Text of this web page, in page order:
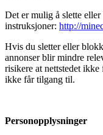
Det er mulig å slette
instruksjoner: http://
Hvis du sletter eller
annonser blir mindre
risikere at nettstedet
ikke får tilgang til.
Personopplysninger